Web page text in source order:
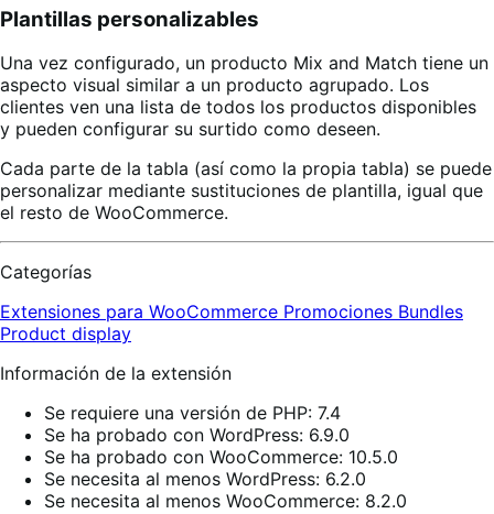
Plantillas personalizables
Una vez configurado, un producto Mix and Match tiene un
aspecto visual similar a un producto agrupado. Los
clientes ven una lista de todos los productos disponibles
y pueden configurar su surtido como deseen.
Cada parte de la tabla (así como la propia tabla) se puede
personalizar mediante sustituciones de plantilla, igual que
el resto de WooCommerce.
Categorías
Extensiones para WooCommerce Promociones Bundles
Product display
Información de la extensión
Se requiere una versión de PHP: 7.4
Se ha probado con WordPress: 6.9.0
Se ha probado con WooCommerce: 10.5.0
Se necesita al menos WordPress: 6.2.0
Se necesita al menos WooCommerce: 8.2.0